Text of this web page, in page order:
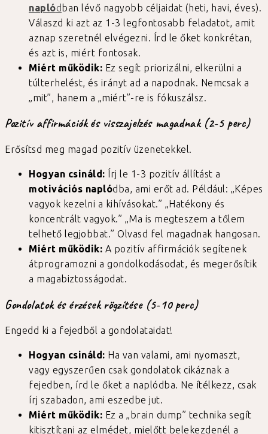
naplód ban lévő nagyobb céljaidat (heti, havi, éves).
Válaszd ki azt az 1-3 legfontosabb feladatot, amit
aznap szeretnél elvégezni. Írd le őket konkrétan,
és azt is, miért fontosak.
Miért működik: Ez segít priorizálni, elkerülni a
túlterhelést, és irányt ad a napodnak. Nemcsak a
„mit”, hanem a „miért”-re is fókuszálsz.
Pozitív affirmációk és visszajelzés magadnak (2-5 perc)
Erősítsd meg magad pozitív üzenetekkel.
Hogyan csináld: Írj le 1-3 pozitív állítást a
motivációs naplódba, ami erőt ad. Például: „Képes
vagyok kezelni a kihívásokat.” „Hatékony és
koncentrált vagyok.” „Ma is megteszem a tőlem
telhető legjobbat.” Olvasd fel magadnak hangosan.
Miért működik: A pozitív affirmációk segítenek
átprogramozni a gondolkodásodat, és megerősítik
a magabiztosságodat.
Gondolatok és érzések rögzítése (5-10 perc)
Engedd ki a fejedből a gondolataidat!
Hogyan csináld: Ha van valami, ami nyomaszt,
vagy egyszerűen csak gondolatok cikáznak a
fejedben, írd le őket a naplódba. Ne ítélkezz, csak
írj szabadon, ami eszedbe jut.
Miért működik: Ez a „brain dump” technika segít
kitisztítani az elmédet, mielőtt belekezdenél a